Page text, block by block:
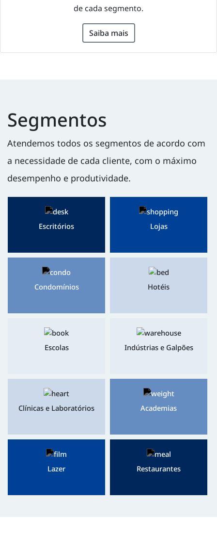
de cada segmento.
Saiba mais
Segmentos
Atendemos todos os segmentos de acordo com
a necessidade de cada cliente, com o máximo
desempenho e produtividade.
Escritórios Lojas
Condomínios Hotéis
Escolas Indústrias e Galpões
Clínicas e Laboratórios Academias
Lazer Restaurantes